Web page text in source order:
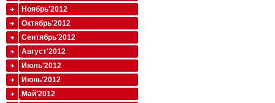
Ноябрь'2012
Октябрь'2012
Сентябрь'2012
Август'2012
Июль'2012
Июнь'2012
Май'2012